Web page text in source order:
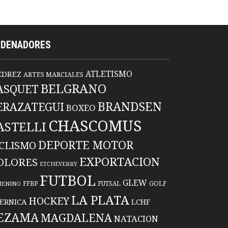
ARTES MARCIALES ATLETISMO
BELGRANO
BOXEO BRANDSEN
CHASCOMUS
DEPORTE MOTOR
ETCHEVERRY EXPORTACION
FFBP FUTBOL FUTSAL GLEW GOLF
HOCKEYLA PLATA LCHF
MAGDALENANATACION